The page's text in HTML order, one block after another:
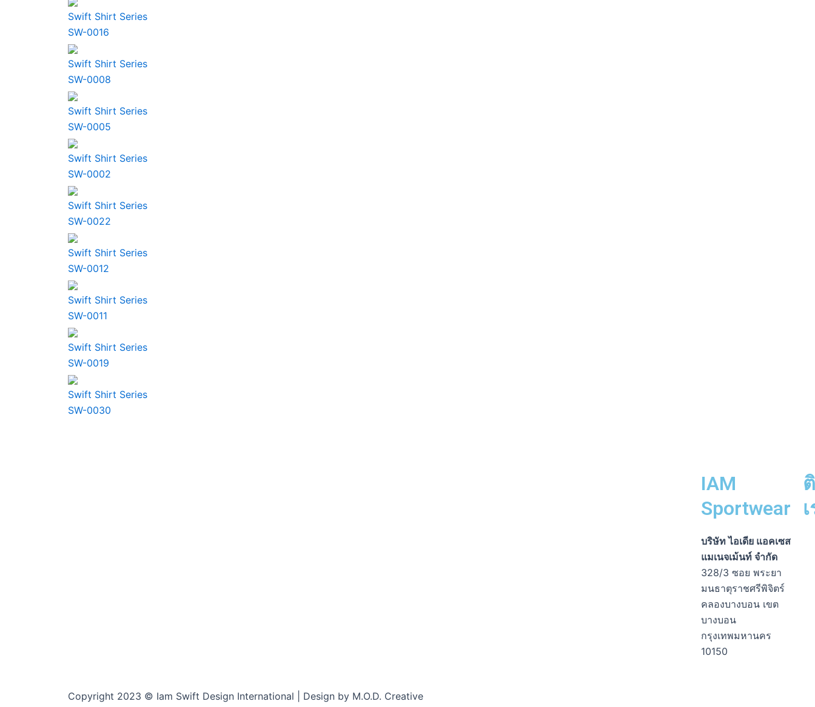
Swift Shirt Series
SW-0016
Swift Shirt Series
SW-0008
Swift Shirt Series
SW-0005
Swift Shirt Series
SW-0002
Swift Shirt Series
SW-0022
Swift Shirt Series
SW-0012
Swift Shirt Series
SW-0011
Swift Shirt Series
SW-0019
Swift Shirt Series
SW-0030
IAM
Sportwear
บริษัท ไอเดีย แอคเซส
แมเนจเม้นท์ จำกัด
328/3 ซอย พระยา
มนธาตุราชศรีพิจิตร์
คลองบางบอน เขต
บางบอน
กรุงเทพมหานคร
10150
Copyright 2023 © Iam Swift Design International | Design by M.O.D. Creative